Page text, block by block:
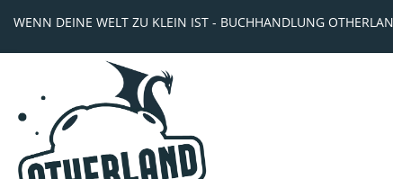
WENN DEINE WELT ZU KLEIN IST - BUCHHANDLUNG